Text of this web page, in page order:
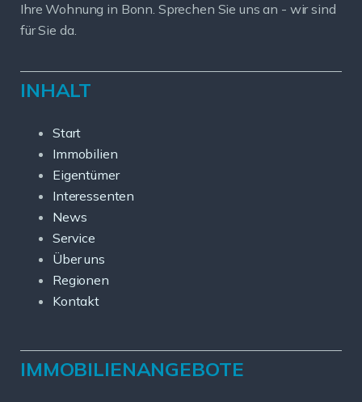
Ihre Wohnung in Bonn. Sprechen Sie uns an - wir sind
für Sie da.
INHALT
Start
Immobilien
Eigentümer
Interessenten
News
Service
Über uns
Regionen
Kontakt
IMMOBILIENANGEBOTE